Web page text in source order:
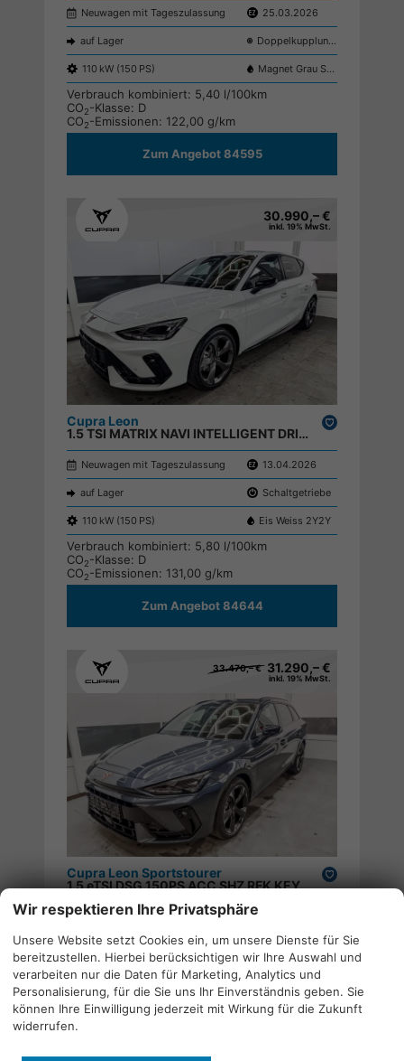
Neuwagen mit Tageszulassung 25.03.2026
auf Lager Doppelkupplungsgetriebe (DSG)
110 kW (150 PS) Magnet Grau S7S7
Verbrauch kombiniert: 5,40 l/100km
CO2-Klasse: D
CO2-Emissionen: 122,00 g/km
Zum Angebot 84595
30.990,– €
inkl. 19% MwSt.
Cupra Leon
1.5 TSI MATRIX NAVI INTELLIGENT DRIVE SHZ KEYLESS ;
Neuwagen mit Tageszulassung 13.04.2026
auf Lager Schaltgetriebe
110 kW (150 PS) Eis Weiss 2Y2Y
Verbrauch kombiniert: 5,80 l/100km
CO2-Klasse: D
CO2-Emissionen: 131,00 g/km
Zum Angebot 84644
33.470,– € 31.290,– €
inkl. 19% MwSt.
Cupra Leon Sportstourer
1.5 eTSI DSG 150PS ACC SHZ RFK KEYLESS ;
parken
Neuwagen mit Tageszulassung
auf Lager Doppelkupplungsgetriebe (DSG)
110 kW (150 PS)
Verbrauch kombiniert: 5,40 l/100km
CO 2-Klasse: D
CO
Zum Angebot 84438
Wir respektieren Ihre Privatsphäre
Unsere Website setzt Cookies ein, um unsere Dienste für Sie
bereitzustellen. Hierbei berücksichtigen wir Ihre Auswahl und
verarbeiten nur die Daten für Marketing, Analytics und
Personalisierung, für die Sie uns Ihr Einverständnis geben. Sie
können Ihre Einwilligung jederzeit mit Wirkung für die Zukunft
widerrufen.